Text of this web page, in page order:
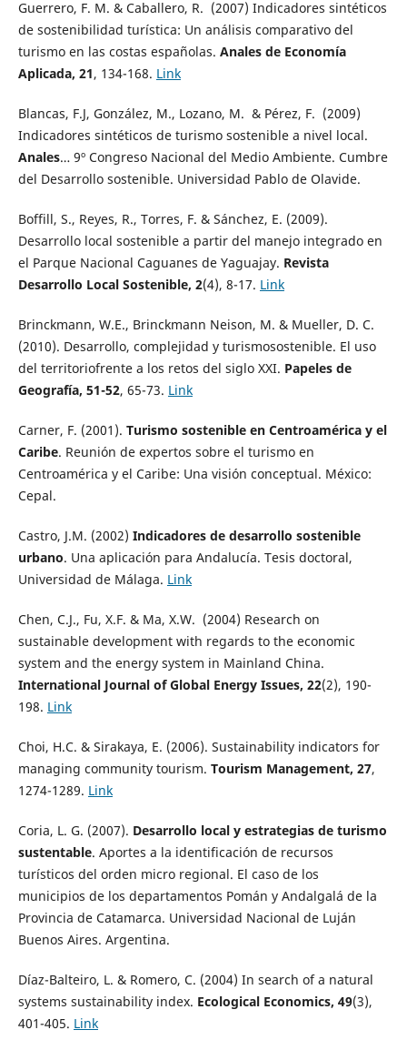
Guerrero, F. M. & Caballero, R. (2007) Indicadores sintéticos
de sostenibilidad turística: Un análisis comparativo del
turismo en las costas españolas. Anales de Economía
Aplicada, 21, 134-168. Link
Blancas, F.J, González, M., Lozano, M. & Pérez, F. (2009)
Indicadores sintéticos de turismo sostenible a nivel local.
Anales… 9º Congreso Nacional del Medio Ambiente. Cumbre
del Desarrollo sostenible. Universidad Pablo de Olavide.
Boffill, S., Reyes, R., Torres, F. & Sánchez, E. (2009).
Desarrollo local sostenible a partir del manejo integrado en
el Parque Nacional Caguanes de Yaguajay. Revista
Desarrollo Local Sostenible, 2(4), 8-17. Link
Brinckmann, W.E., Brinckmann Neison, M. & Mueller, D. C.
(2010). Desarrollo, complejidad y turismosostenible. El uso
del territoriofrente a los retos del siglo XXI. Papeles de
Geografía, 51-52, 65-73. Link
Carner, F. (2001). Turismo sostenible en Centroamérica y el
Caribe. Reunión de expertos sobre el turismo en
Centroamérica y el Caribe: Una visión conceptual. México:
Cepal.
Castro, J.M. (2002) Indicadores de desarrollo sostenible
urbano. Una aplicación para Andalucía. Tesis doctoral,
Universidad de Málaga. Link
Chen, C.J., Fu, X.F. & Ma, X.W. (2004) Research on
sustainable development with regards to the economic
system and the energy system in Mainland China.
International Journal of Global Energy Issues, 22(2), 190-
198. Link
Choi, H.C. & Sirakaya, E. (2006). Sustainability indicators for
managing community tourism. Tourism Management, 27,
1274-1289. Link
Coria, L. G. (2007). Desarrollo local y estrategias de turismo
sustentable. Aportes a la identificación de recursos
turísticos del orden micro regional. El caso de los
municipios de los departamentos Pomán y Andalgalá de la
Provincia de Catamarca. Universidad Nacional de Luján
Buenos Aires. Argentina.
Díaz-Balteiro, L. & Romero, C. (2004) In search of a natural
systems sustainability index. Ecological Economics, 49(3),
401-405. Link